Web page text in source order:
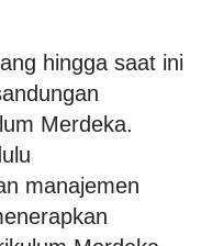
hingga saat ini
Merdeka.
manajemen